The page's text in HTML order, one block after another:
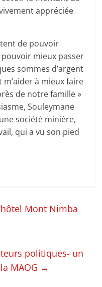
appréciée
de pouvoir
mieux passer
sommes d’argent
m’aider à mieux faire
de notre famille »
Souleymane
société minière,
qui a vu son pied
Mont Nimba
politiques- un
MAOG →